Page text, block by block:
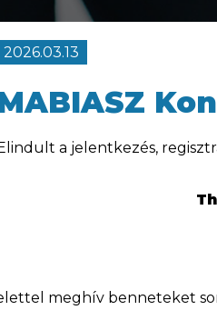
2026.03.13
a jelentkezés,
meghív benneteket